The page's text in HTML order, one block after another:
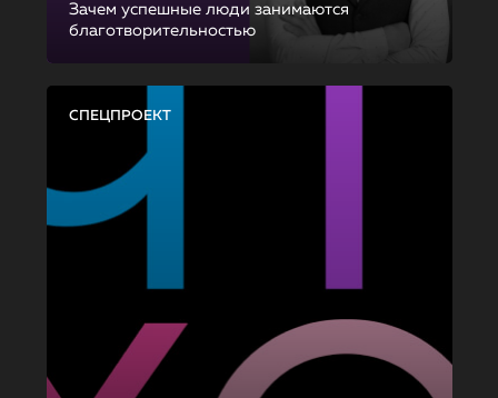
Зачем успешные люди занимаются
благотворительностью
СПЕЦПРОЕКТ